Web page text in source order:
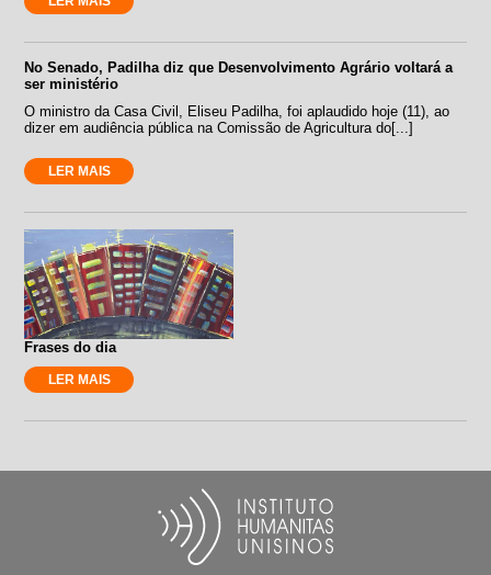
No Senado, Padilha diz que Desenvolvimento Agrário voltará a
ser ministério
O ministro da Casa Civil, Eliseu Padilha, foi aplaudido hoje (11), ao
dizer em audiência pública na Comissão de Agricultura do[...]
LER MAIS
Frases do dia
LER MAIS